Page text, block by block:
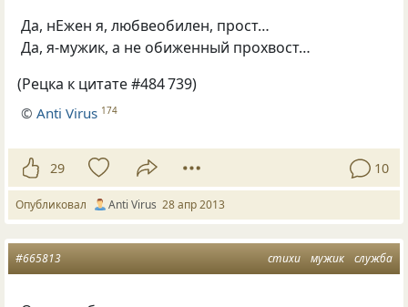
Да, нЕжен я, любвеобилен, прост…
Да, я-мужик, а не обиженный прохвост…
(Рецка к цитате #484 739)
©Anti Virus 174
29 10
Опубликовал Anti Virus 28 апр 2013
стихи мужик служба
#665813